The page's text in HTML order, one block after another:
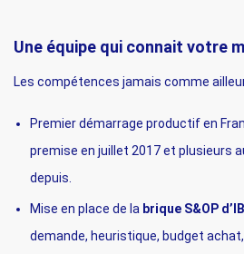
Une équipe qui connait votre
Les compétences jamais comme
Premier démarrage productif en
premise en juillet 2017 et plusieurs
depuis.
Mise en place de la brique S&OP
demande, heuristique, budget